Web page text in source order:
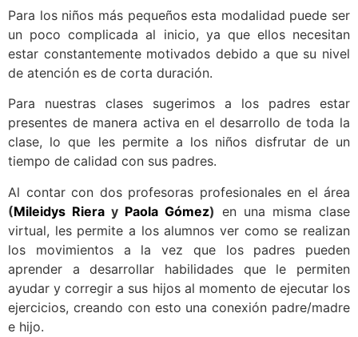
Para los niños más pequeños esta modalidad puede ser
un poco complicada al inicio, ya que ellos necesitan
estar constantemente motivados debido a que su nivel
de atención es de corta duración.
Para nuestras clases sugerimos a los padres estar
presentes de manera activa en el desarrollo de toda la
clase, lo que les permite a los niños disfrutar de un
tiempo de calidad con sus padres.
Al contar con dos profesoras profesionales en el área
(Mileidys Riera y Paola Gómez) en una misma clase
virtual, les permite a los alumnos ver como se realizan
los movimientos a la vez que los padres pueden
aprender a desarrollar habilidades que le permiten
ayudar y corregir a sus hijos al momento de ejecutar los
ejercicios, creando con esto una conexión padre/madre
e hijo.